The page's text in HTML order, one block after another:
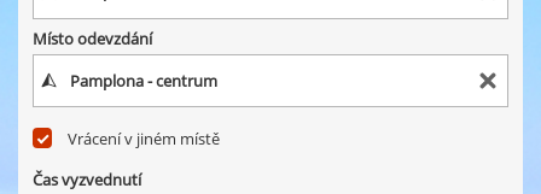
Místo odevzdání
Vrácení v jiném místě
Čas vyzvednutí